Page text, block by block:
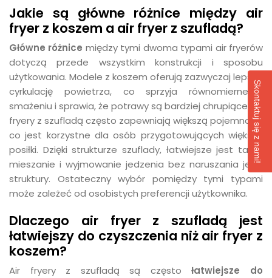
Jakie są główne różnice między air
fryer z koszem a air fryer z szufladą?
Główne różnice między tymi dwoma typami air fryerów
dotyczą przede wszystkim konstrukcji i sposobu
użytkowania. Modele z koszem oferują zazwyczaj lepszą
cyrkulację powietrza, co sprzyja równomiernemu
smażeniu i sprawia, że potrawy są bardziej chrupiące. Air
fryery z szufladą często zapewniają większą pojemność,
co jest korzystne dla osób przygotowujących większe
posiłki. Dzięki strukturze szuflady, łatwiejsze jest także
mieszanie i wyjmowanie jedzenia bez naruszania jego
struktury. Ostateczny wybór pomiędzy tymi typami
może zależeć od osobistych preferencji użytkownika.
Dlaczego air fryer z szufladą jest
łatwiejszy do czyszczenia niż air fryer z
koszem?
Air fryery z szufladą są częstołatwiejsze do
Skontaktuj się z nami!